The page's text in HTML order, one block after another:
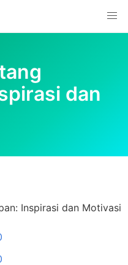
dan
Inspirasi dan Motivasi